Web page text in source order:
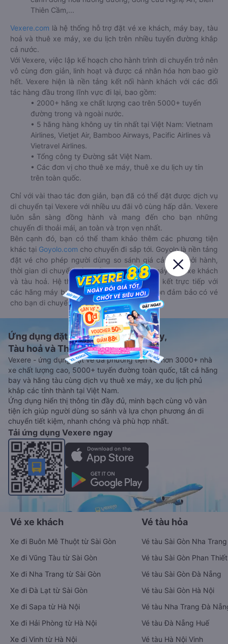
Thiên Cầm,...
Vexere.com là hệ thống hỗ trợ đặt vé xe khách, máy bay, tàu
hoả và thuê xe máy, xe du lịch trên nhiều tuyến đường khắp
cả nước.
Với Vexere, việc lập kế hoạch cho hành trình di chuyển trở nên
vô cùng đơn giản, linh hoạt và được cá nhân hóa hơn bao giờ
hết. Vexere hiện là nền tảng kết nối hành khách với các đối
tác hàng đầu trong lĩnh vực đi lại, bao gồm:
• 2000+ hãng xe chất lượng cao trên 5000+ tuyến
đường trong và ngoài nước.
• 5 hãng hàng không uy tín nhất tại Việt Nam: Vietnam
Airlines, Vietjet Air, Bamboo Airways, Pacific Airlines và
Vietravel Airlines.
• Tổng công ty Đường sắt Việt Nam.
• Các đơn vị cho thuê xe máy, thuê xe du lịch uy tín
trên toàn quốc.
Chỉ với vài thao tác đơn giản, bạn đã có thể đặt được dịch vụ
di chuyển tại Vexere với nhiều ưu đãi vô cùng hấp dẫn. Vexere
luôn sẵn sàng đồng hành và mang đến cho bạn những
chuyến đi thoải mái, an toàn và trọn vẹn nhất.
Bên cạnh đó, bạn có thể tham khảo thêm các phương tiện
khác tại Goyolo.com cho chuyến đi sắp tới. Goyolo là nền tảng
đặt vé cho phép người dùng so sánh giá cả, giờ khởi hành,
thời gian di chuyển của nhiều phương tiện máy bay, xe khách
và tàu hoả. Hệ thống của Goyolo được liên kết trực tiếp với
các hãng máy bay, xe khách và tàu hoả, luôn đảm bảo có vé
cho bạn di chuyển.
Ứng dụng đặt vé Xe khách, Máy bay,
Tàu hoả và Thuê xe
Vexere - ứng dụng đặt vé đa phương tiện với hơn 3000+ nhà
xe chất lượng cao, 5000+ tuyến đường toàn quốc, tất cả hãng
bay và hãng tàu cùng dịch vụ thuê xe máy, xe du lịch phủ
khắp các tỉnh thành tại Việt Nam.
Ứng dụng hiển thị thông tin đầy đủ, minh bạch cùng vô vàn
tiện ích giúp người dùng so sánh và lựa chọn phương án di
chuyển tiết kiệm, nhanh chóng và phù hợp nhất.
Tải ứng dụng Vexere ngay
Vé xe khách
Xe đi Buôn Mê Thuột từ Sài Gòn
Xe đi Vũng Tàu từ Sài Gòn
Xe đi Nha Trang từ Sài Gòn
Xe đi Đà Lạt từ Sài Gòn
Xe đi Sapa từ Hà Nội
Xe đi Hải Phòng từ Hà Nội
Xe đi Vinh từ Hà Nội
Vé tàu hỏa
Vé tàu Sài Gòn Nha Trang
Vé tàu Sài Gòn Phan Thiết
Vé tàu Sài Gòn Đà Nẵng
Vé tàu Sài Gòn Hà Nội
Vé tàu Nha Trang Đà
Vé tàu Đà Nẵng Huế
Vé tàu Hà Nội Vinh